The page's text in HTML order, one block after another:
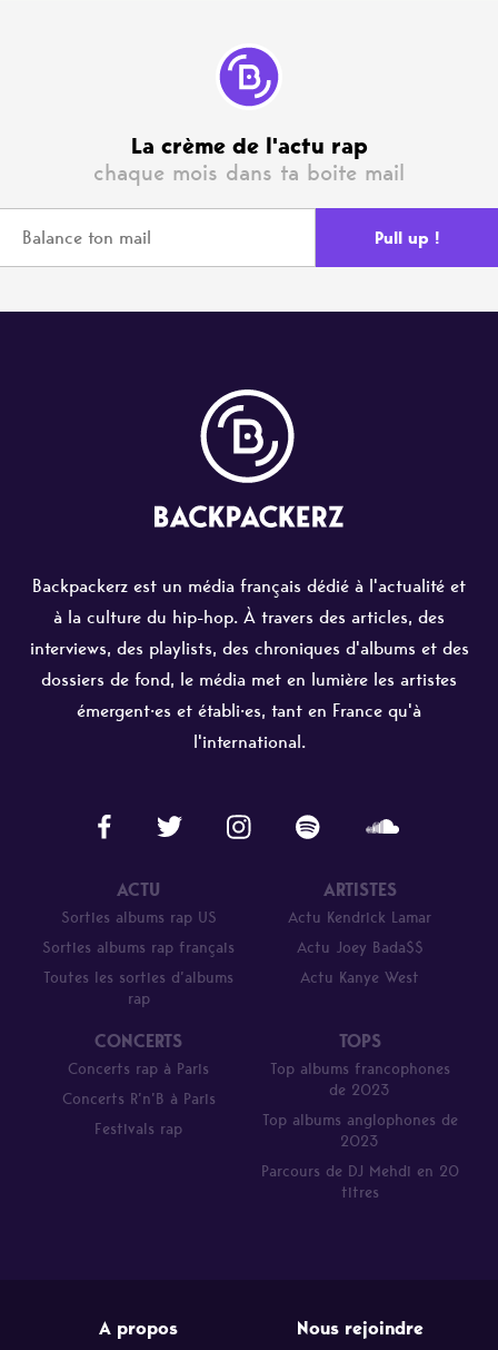
La crème de l'actu rap
chaque mois dans ta boite mail
Backpackerz est un média français dédié à l'actualité et
à la culture du hip-hop. À travers des articles, des
interviews, des playlists, des chroniques d'albums et des
dossiers de fond, le média met en lumière les artistes
émergent·es et établi·es, tant en France qu'à
l'international.
ACTU
Sorties albums rap US
Sorties albums rap français
Toutes les sorties d’albums
rap
ARTISTES
Actu Kendrick Lamar
Actu Joey Bada$$
Actu Kanye West
CONCERTS
Concerts rap à Paris
Concerts R’n’B à Paris
Festivals rap
TOPS
Top albums francophones
de 2023
Top albums anglophones de
2023
Parcours de DJ Mehdi en 20
titres
A propos Nous rejoindre